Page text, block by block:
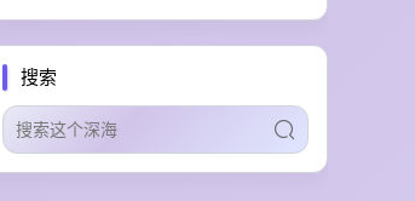
营销邮件创作
搜索